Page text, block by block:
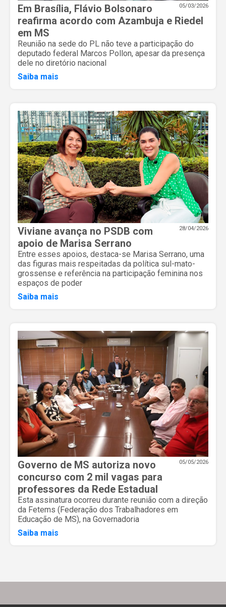
05/03/2026
Em Brasília, Flávio Bolsonaro
reafirma acordo com Azambuja e Riedel
em MS
Reunião na sede do PL não teve a participação do
deputado federal Marcos Pollon, apesar da presença
dele no diretório nacional
Saiba mais
28/04/2026
Viviane avança no PSDB com
apoio de Marisa Serrano
Entre esses apoios, destaca-se Marisa Serrano, uma
das figuras mais respeitadas da política sul-mato-
grossense e referência na participação feminina nos
espaços de poder
Saiba mais
05/05/2026
Governo de MS autoriza novo
concurso com 2 mil vagas para
professores da Rede Estadual
Esta assinatura ocorreu durante reunião com a direção
da Fetems (Federação dos Trabalhadores em
Educação de MS), na Governadoria
Saiba mais